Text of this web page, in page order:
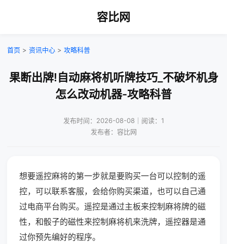
容比网
首页 > 资讯中心 > 攻略科普
果断出牌!自动麻将机听牌技巧_不破坏机身
怎么改动机器-攻略科普
发布时间：2026-08-08｜阅读：1
发布者：容比网
想要遥控麻将的第一步就是要购买一台可以控制的遥
控，可以联系客服，会给你购买渠道，也可以自己通
过电商平台购买。遥控是通过主板来控制麻将牌的磁
性，和骰子的磁性来控制麻将机来洗牌，遥控器是通
过你预先编好的程序。